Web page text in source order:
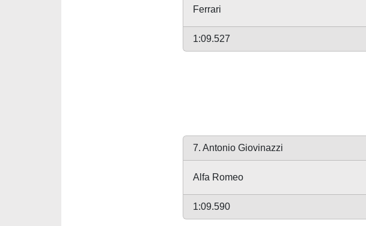
Ferrari
1:09.527
7. Antonio Giovinazzi
Alfa Romeo
1:09.590